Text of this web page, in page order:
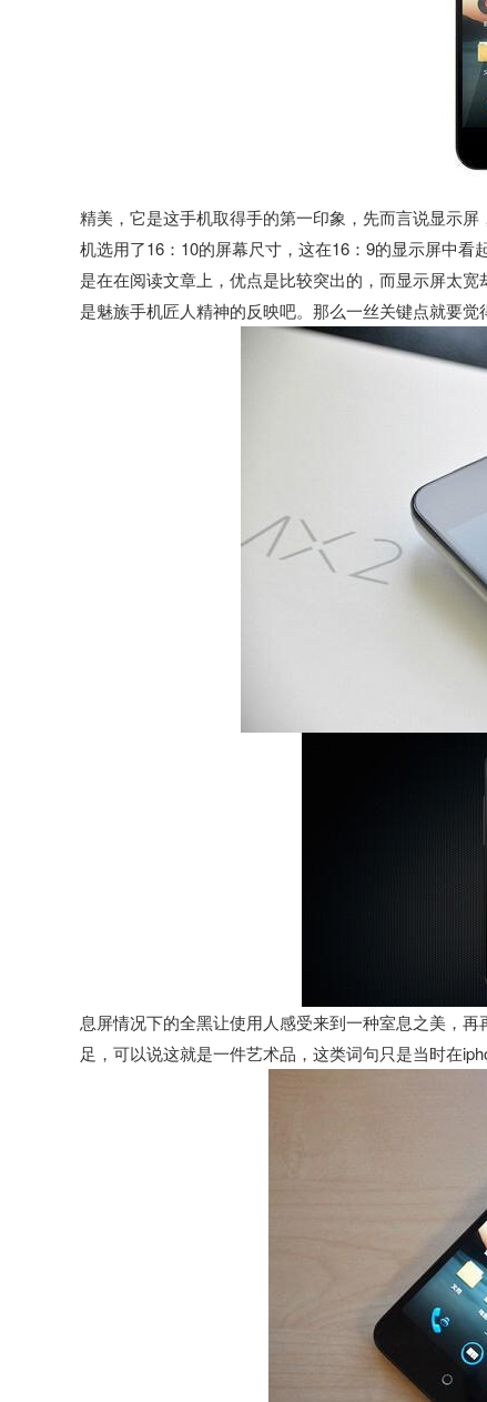
精美，它是这手机取得手的第一印象，先而言说显示
机选用了16：10的屏幕尺寸，这在16：9的显示屏中
是在在阅读文章上，优点是比较突出的，而显示屏太
是魅族手机匠人精神的反映吧。那么一丝关键点就要觉
息屏情况下的全黑让使用人感受来到一种室息之美，
足，可以说这就是一件艺术品，这类词句只是当时在